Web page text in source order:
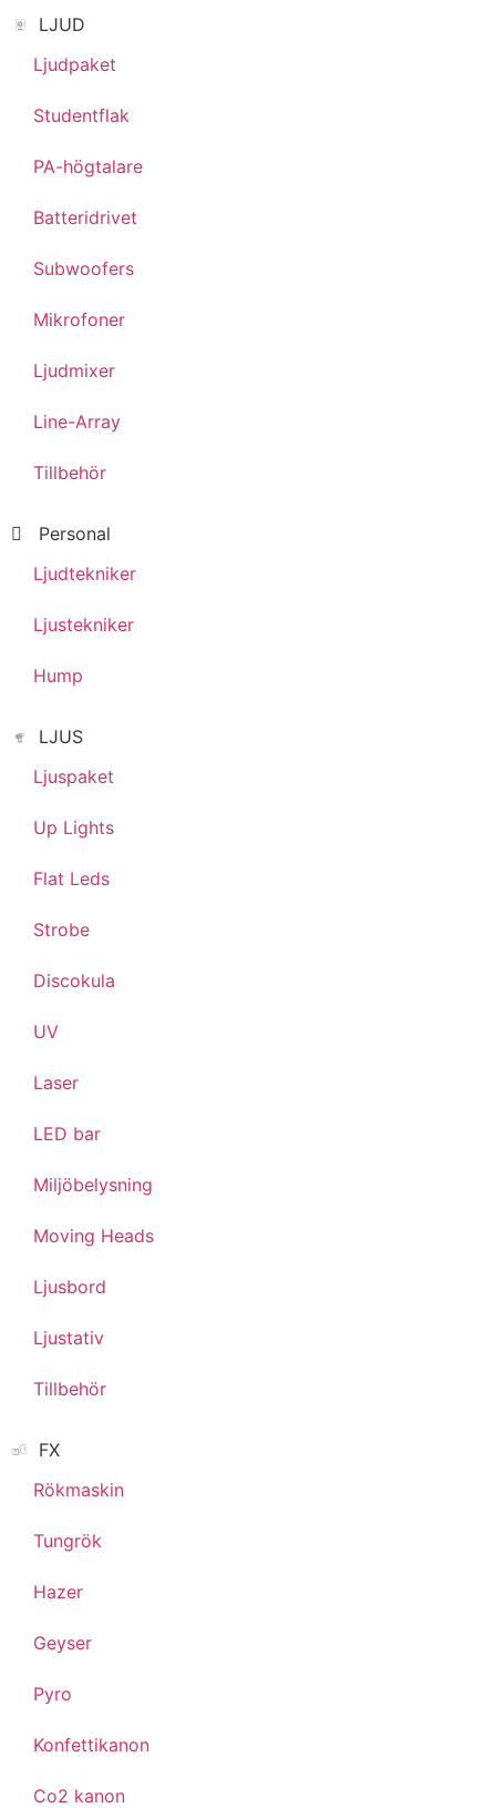
LJUD
Ljudpaket
Studentflak
PA-högtalare
Batteridrivet
Subwoofers
Mikrofoner
Ljudmixer
Line-Array
Tillbehör
Personal
Ljudtekniker
Ljustekniker
Hump
LJUS
Ljuspaket
Up Lights
Flat Leds
Strobe
Discokula
UV
Laser
LED bar
Miljöbelysning
Moving Heads
Ljusbord
Ljustativ
Tillbehör
FX
Rökmaskin
Tungrök
Hazer
Geyser
Pyro
Konfettikanon
Co2 kanon